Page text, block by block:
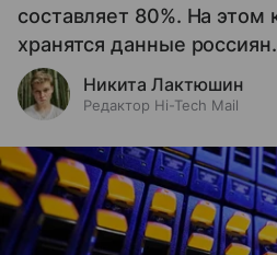
составляет 80%. На этом
хранятся данные россиян.
Никита Лактюшин
Редактор Hi-Tech Mail